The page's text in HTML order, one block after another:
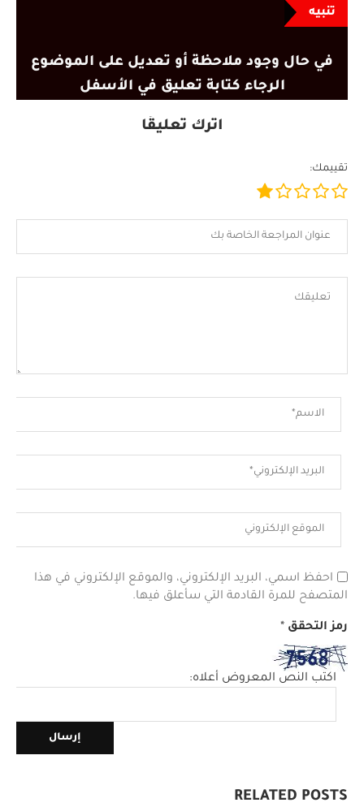
تنبيه
في حال وجود ملاحظة أو تعديل على الموضوع
الرجاء كتابة تعليق في الأسفل
اترك تعليقًا
تقييمك:
احفظ اسمي، البريد الإلكتروني، والموقع الإلكتروني في هذا
المتصفح للمرة القادمة التي سأعلق فيها.
رمز التحقق *
اكتب النص المعروض أعلاه:
RELATED POSTS